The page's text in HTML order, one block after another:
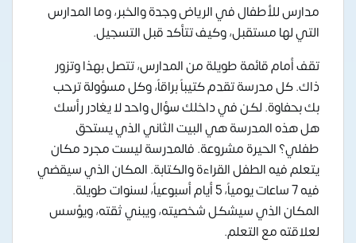
مدارس للأطفال في الرياض وجدة والخبر، وما المدارس
التي لها مستقبل، وكيف تتأكد قبل التسجيل.
تقف أمام قائمة طويلة من المدارس، تتصل بهذا وتزور
ذاك. كل مدرسة تقدم كتيباً براقاً، وكل مسؤولة ترحب
بك بحفاوة. لكن في داخلك سؤال واحد لا يغادر رأسك
هل هذه المدرسة هي البيت الثاني الذي يستحق
طفلي؟ الحيرة مشروعة. فالمدرسة ليست مجرد مكان
يتعلم فيه الطفل القراءة والكتابة. المكان الذي سيقضي
فيه 7 ساعات يومياً، 5 أيام أسبوعياً، لسنوات طويلة.
المكان الذي سيشكل شخصيته، ويبني ثقته، ويؤسس
لعلاقته مع التعلم.